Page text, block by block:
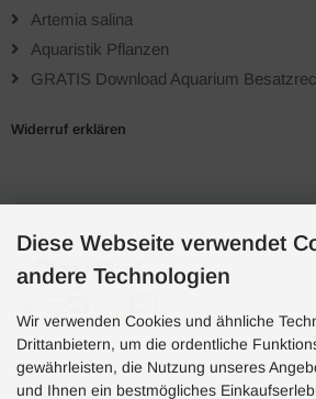
Artemia salina
Aquaristik Pflanzen
GRATIS Download Aquarium
Widerruf erklären
Zahlungsarten
Hotline
Diese Webseite verwendet
andere Technologien
Wir verwenden Cookies und ähnliche
Drittanbietern, um die ordentliche
gewährleisten, die Nutzung unseres
und Ihnen ein bestmögliches